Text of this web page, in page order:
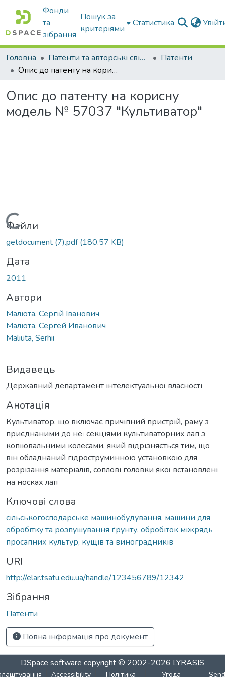
Фонди
та
зібрання
Пошук за
критеріями
Статистика
Головна Патенти та авторські свідоцтва
Патенти
Опис до патенту на корисну модель № 57037 "Культиватор"
Опис до патенту на корисну
модель № 57037 "Культиватор"
Вантажиться...
Файли
getdocument (7).pdf(180.57 KB)
Дата
2011
Автори
Малюта, Сергій Іванович
Малюта, Сергей Иванович
Maliuta, Serhii
Видавець
Державний департамент інтелектуальної власності
Анотація
Культиватор, що включає причіпний пристрій, раму з
приєднаними до неї секціями культиваторних лап з
копіювальними колесами, який відрізняється тим, що
він обладнаний гідроструминною установкою для
розрізання матеріалів, соплові головки якої встановлені
на носках лап
Ключові слова
сільськогосподарське машинобудування, машини для
обробітку та розпушування ґрунту, обробіток міжрядь
просапних культур, кущів та виноградників
URI
http://elar.tsatu.edu.ua/handle/123456789/12342
Зібрання
Патенти
Повна інформація про документ
DSpace software copyright © 2002-2026 LYRASIS
Accessibility Політика Угода Send